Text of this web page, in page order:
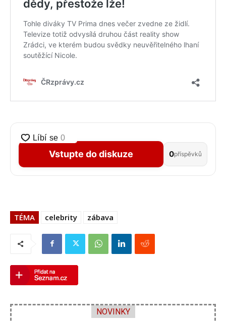
Vstupte do diskuze 0příspěvků
TÉMA celebrity zábava
NOVINKY